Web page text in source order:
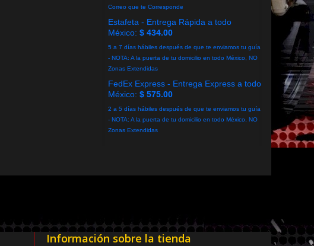
Correo que te Corresponde
Estafeta - Entrega Rápida a todo
México: $ 434.00
5 a 7 días hábiles después de que te enviamos tu guía
- NOTA: A la puerta de tu domicilio en todo México, NO
Zonas Extendidas
FedEx Express - Entrega Express a todo
México: $ 575.00
2 a 5 días hábiles después de que te enviamos tu guía
- NOTA: A la puerta de tu domicilio en todo México, NO
Zonas Extendidas
Información sobre la tienda